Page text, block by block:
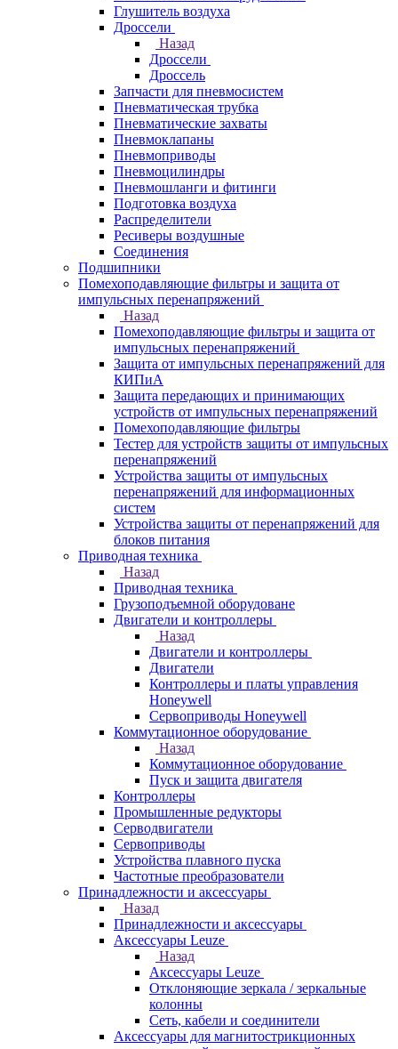
Глушитель воздуха
Дроссели
Назад
Дроссели
Дроссель
Запчасти для пневмосистем
Пневматическая трубка
Пневматические захваты
Пневмоклапаны
Пневмоприводы
Пневмоцилиндры
Пневмошланги и фитинги
Подготовка воздуха
Распределители
Ресиверы воздушные
Соединения
Подшипники
Помехоподавляющие фильтры и защита от
импульсных перенапряжений
Назад
Помехоподавляющие фильтры и защита от
импульсных перенапряжений
Защита от импульсных перенапряжений для
КИПиА
Защита передающих и принимающих
устройств от импульсных перенапряжений
Помехоподавляющие фильтры
Тестер для устройств защиты от импульсных
перенапряжений
Устройства защиты от импульсных
перенапряжений для информационных
систем
Устройства защиты от перенапряжений для
блоков питания
Приводная техника
Назад
Приводная техника
Грузоподъемной оборудоване
Двигатели и контроллеры
Назад
Двигатели и контроллеры
Двигатели
Контроллеры и платы управления
Honeywell
Сервоприводы Honeywell
Коммутационное оборудование
Назад
Коммутационное оборудование
Пуск и защита двигателя
Контроллеры
Промышленные редукторы
Серводвигатели
Сервоприводы
Устройства плавного пуска
Частотные преобразователи
Принадлежности и аксессуары
Назад
Принадлежности и аксессуары
Аксессуары Leuze
Назад
Аксессуары Leuze
Отклоняющие зеркала / зеркальные
колонны
Сеть, кабели и соединители
Аксессуары для магнитострикционных